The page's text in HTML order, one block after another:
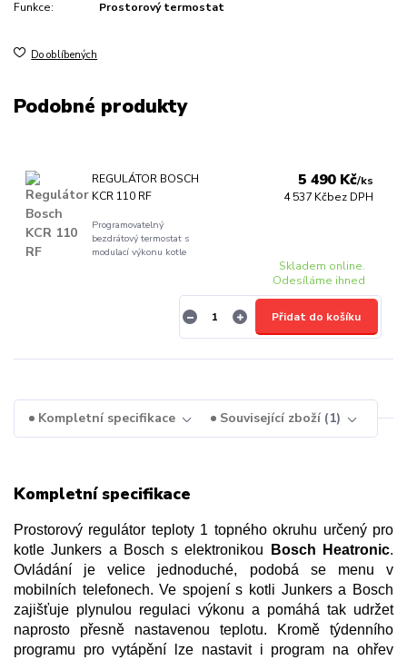
Funkce:
Prostorový termostat
Do oblíbených
Podobné produkty
REGULÁTOR BOSCH
KCR 110 RF
Programovatelný
bezdrátový termostat s
modulací výkonu kotle
5 490 Kč/ks
4 537 Kčbez DPH
Skladem online.
Odesíláme ihned
Přidat do košíku
Kompletní specifikace Související zboží 1
Kompletní specifikace
Prostorový regulátor teploty 1 topného okruhu určený pro
kotle Junkers a Bosch s elektronikou
Bosch Heatronic.
Ovládání je velice jednoduché, podobá se menu v
mobilních telefonech.Ve spojení s kotli Junkers a Bosch
zajišťuje plynulou regulaci výkonu a pomáhá tak udržet
naprosto přesně nastavenou teplotu. Kromě týdenního
programu pro vytápění lze nastavit i program na ohřev